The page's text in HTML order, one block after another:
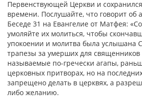
Первенствующей Церкви и
времени. Послушайте, что говорит об
Беседе 31 на Евангелие от Матфея:
умоляйте их молиться, чтобы
упокоении и молитва была услышана
трапезы зa умерших для священников
называемые по-гречески агапы,
церковных притворах, но на
запрещено делать в церквях, а
либо желанию.